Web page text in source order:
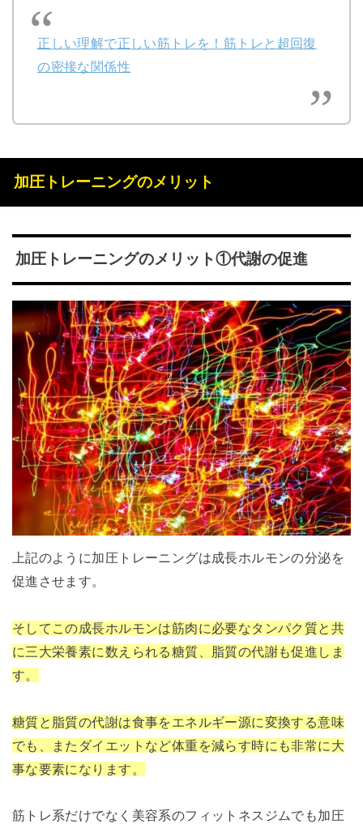
正しい理解で正しい筋トレを！筋トレと超回復
の密接な関係性
加圧トレーニングのメリット
加圧トレーニングのメリット①代謝の促進
上記のように加圧トレーニングは成長ホルモンの分泌を
促進させます。
そしてこの成長ホルモンは筋肉に必要なタンパク質と共
に三大栄養素に数えられる糖質、脂質の代謝も促進しま
す。
糖質と脂質の代謝は食事をエネルギー源に変換する意味
でも、またダイエットなど体重を減らす時にも非常に大
事な要素になります。
筋トレ系だけでなく美容系のフィットネスジムでも加圧